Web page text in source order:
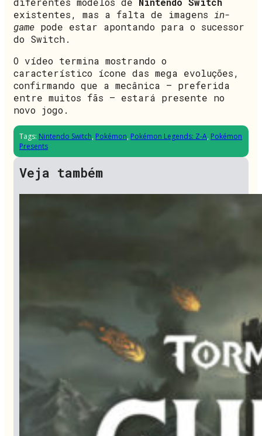
existentes, mas a falta de imagens in-
game pode estar apontando para o sucessor
do Switch.
O vídeo termina mostrando o
característico ícone das mega evoluções,
confirmando que a mecânica – preferida
entre muitos fãs – estará presente no
novo jogo.
Tags: Nintendo Switch, Pokémon, Pokémon Legends: Z-A, Pokémon
Presents
Veja também